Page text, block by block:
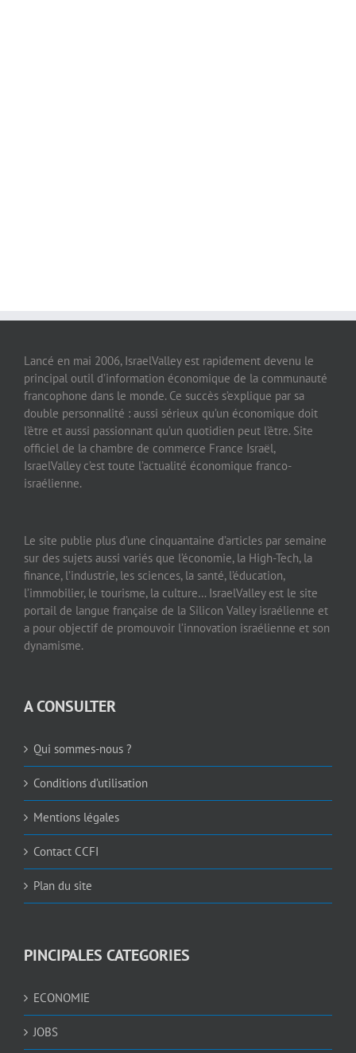
Lancé en mai 2006, IsraelValley est rapidement devenu le
principal outil d’information économique de la communauté
francophone dans le monde. Ce succès s’explique par sa
double personnalité : aussi sérieux qu’un économique doit
l’être et aussi passionnant qu’un quotidien peut l’être. Site
officiel de la chambre de commerce France Israël,
IsraelValley c’est toute l’actualité économique franco-
israélienne.
Le site publie plus d’une cinquantaine d’articles par semaine
sur des sujets aussi variés que l’économie, la High-Tech, la
finance, l’industrie, les sciences, la santé, l’éducation,
l’immobilier, le tourisme, la culture… IsraelValley est le site
portail de langue française de la Silicon Valley israélienne et
a pour objectif de promouvoir l’innovation israélienne et son
dynamisme.
A CONSULTER
Qui sommes-nous ?
Conditions d’utilisation
Mentions légales
Contact CCFI
Plan du site
PINCIPALES CATEGORIES
ECONOMIE
JOBS